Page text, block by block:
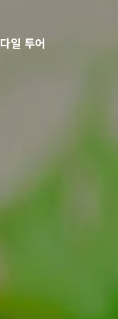
다일 투어